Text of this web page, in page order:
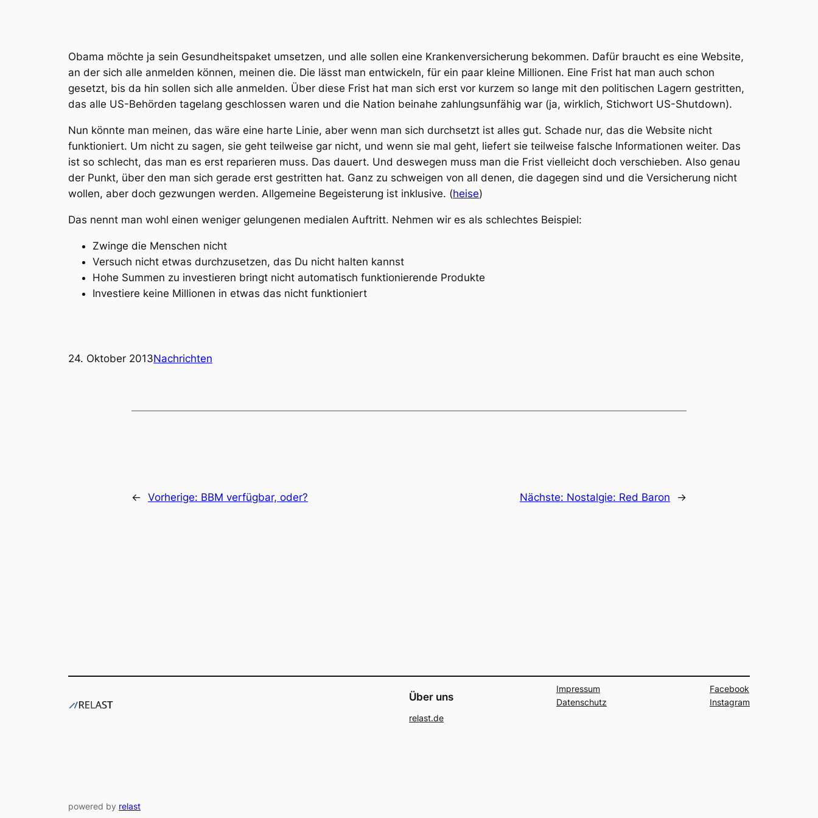
Obama möchte ja sein Gesundheitspaket umsetzen, und alle sollen eine Krankenversicherung bekommen. Dafür braucht es eine Website,
an der sich alle anmelden können, meinen die. Die lässt man entwickeln, für ein paar kleine Millionen. Eine Frist hat man auch schon
gesetzt, bis da hin sollen sich alle anmelden. Über diese Frist hat man sich erst vor kurzem so lange mit den politischen Lagern gestritten,
das alle US-Behörden tagelang geschlossen waren und die Nation beinahe zahlungsunfähig war (ja, wirklich, Stichwort US-Shutdown).
Nun könnte man meinen, das wäre eine harte Linie, aber wenn man sich durchsetzt ist alles gut. Schade nur, das die Website nicht
funktioniert. Um nicht zu sagen, sie geht teilweise gar nicht, und wenn sie mal geht, liefert sie teilweise falsche Informationen weiter. Das
ist so schlecht, das man es erst reparieren muss. Das dauert. Und deswegen muss man die Frist vielleicht doch verschieben. Also genau
der Punkt, über den man sich gerade erst gestritten hat. Ganz zu schweigen von all denen, die dagegen sind und die Versicherung nicht
wollen, aber doch gezwungen werden. Allgemeine Begeisterung ist inklusive. (heise)
Das nennt man wohl einen weniger gelungenen medialen Auftritt. Nehmen wir es als schlechtes Beispiel:
Zwinge die Menschen nicht
Versuch nicht etwas durchzusetzen, das Du nicht halten kannst
Hohe Summen zu investieren bringt nicht automatisch funktionierende Produkte
Investiere keine Millionen in etwas das nicht funktioniert
24. Oktober 2013Nachrichten
← Vorherige: BBM verfügbar, oder? Nächste: Nostalgie: Red Baron →
Über uns
relast.de
Impressum
Datenschutz
Facebook
Instagram
powered by relast